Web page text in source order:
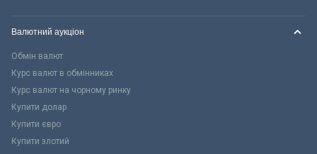
Валютний аукціон
Обмін валют
Курс валют в обмінниках
Курс валют на чорному ринку
Купити долар
Купити євро
Купити злотий